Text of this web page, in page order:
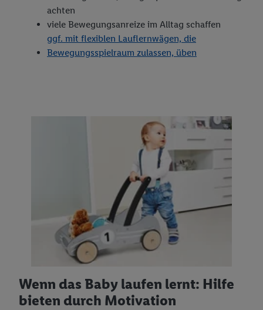
achten
viele Bewegungsanreize im Alltag schaffen
ggf. mit flexiblen Lauflernwägen, die
Bewegungsspielraum zulassen, üben
Wenn das Baby laufen lernt: Hilfe
bieten durch Motivation